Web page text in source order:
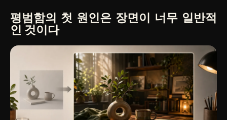
평범함의 첫 원인은 장면이 너무 일반적
인 것이다